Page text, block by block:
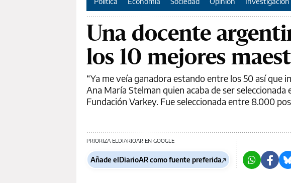
Una docente
los 10 mejores
“Ya me veía ganadora estando entre los 50 así que
Ana María Stelman quien acaba de ser
Fundación Varkey. Fue seleccionada entre 8.000
PRIORIZA ELDIARIOAR EN GOOGLE
Añade elDiarioAR como fuente preferida